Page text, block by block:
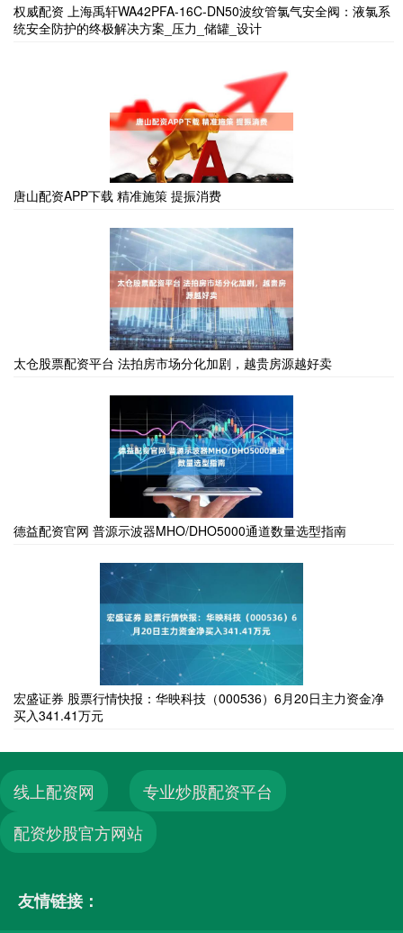
权威配资 上海禹轩WA42PFA-16C-DN50波纹管氯气安全阀：液氯系
统安全防护的终极解决方案_压力_储罐_设计
唐山配资APP下载 精准施策 提振消费
太仓股票配资平台 法拍房市场分化加剧，越贵房源越好卖
德益配资官网 普源示波器MHO/DHO5000通道数量选型指南
宏盛证券 股票行情快报：华映科技（000536）6月20日主力资金净
买入341.41万元
线上配资网
专业炒股配资平台
配资炒股官方网站
友情链接：